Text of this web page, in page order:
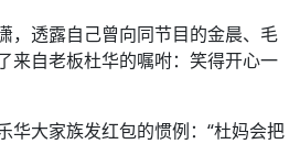
，透露自己曾向同节目的金晨、毛
来自老板杜华的嘱咐：笑得开心一
华大家族发红包的惯例：“杜妈会把